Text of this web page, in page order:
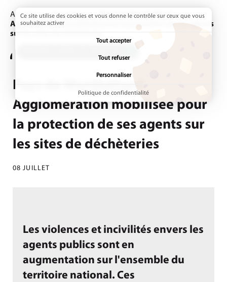
Accueil Actualités Page active :
Pays de Montbéliard
Agglomération mobilisée pour la protection de ses agents
sur les sites de déchèteries
Pays de Montbéliard
Agglomération mobilisée pour
la protection de ses agents sur
les sites de déchèteries
08 JUILLET
Les violences et incivilités envers les
agents publics sont en
augmentation sur l'ensemble du
territoire national. Ces
Ce site utilise des cookies et vous donne le contrôle sur ceux que vous
souhaitez activer
Tout accepter
Tout refuser
Personnaliser
Politique de confidentialité